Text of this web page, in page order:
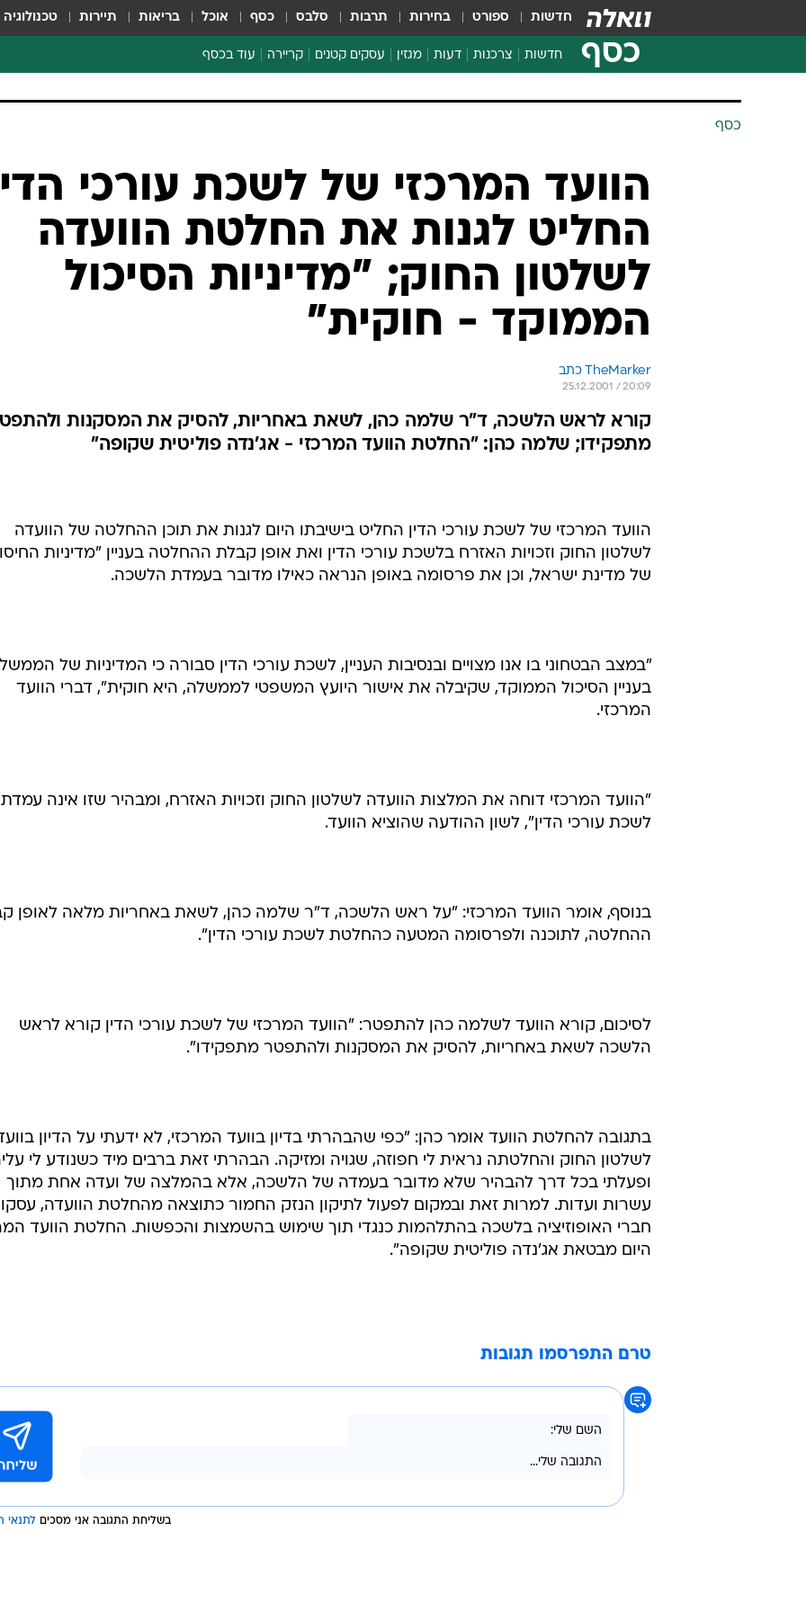
חדשות ספורט בחירות תרבות סלבס כסף אוכל בריאות תיירות טכנולוגיה
כסף חדשות צרכנות
צרכנות פיננסית
דעות מגזין עסקים קטנים קריירה עוד בכסף
הלאונג'
ספורט ביזנס
כסף
הוועד המרכזי של לשכת עורכי הדין
החליט לגנות את החלטת הוועדה
לשלטון החוק; "מדיניות הסיכול
הממוקד - חוקית"
TheMarker כתב
25.12.2001 / 20:09
קורא לראש הלשכה, ד"ר שלמה כהן, לשאת באחריות, להסיק את המסקנות
מתפקידו; שלמה כהן: "החלטת הוועד המרכזי - אג'נדה פוליטית שקופה"
הוועד המרכזי של לשכת עורכי הדין החליט בישיבתו היום לגנות את תוכן ההחלטה של הוועדה
לשלטון החוק וזכויות האזרח בלשכת עורכי הדין ואת אופן קבלת ההחלטה בעניין "מדיניות
של מדינת ישראל, וכן את פרסומה באופן הנראה כאילו מדובר בעמדת הלשכה.
"במצב הבטחוני בו אנו מצויים ובנסיבות העניין, לשכת עורכי הדין סבורה כי המדיניות של
בעניין הסיכול הממוקד, שקיבלה את אישור היועץ המשפטי לממשלה, היא חוקית", דברי הוועד
המרכזי.
"הוועד המרכזי דוחה את המלצות הוועדה לשלטון החוק וזכויות האזרח, ומבהיר שזו אינה עמדת
לשכת עורכי הדין", לשון ההודעה שהוציא הוועד.
בנוסף, אומר הוועד המרכזי: "על ראש הלשכה, ד"ר שלמה כהן, לשאת באחריות מלאה לאופן
ההחלטה, לתוכנה ולפרסומה המטעה כהחלטת לשכת עורכי הדין".
לסיכום, קורא הוועד לשלמה כהן להתפטר: "הוועד המרכזי של לשכת עורכי הדין קורא לראש
הלשכה לשאת באחריות, להסיק את המסקנות ולהתפטר מתפקידו".
בתגובה להחלטת הוועד אומר כהן: "כפי שהבהרתי בדיון בוועד המרכזי, לא ידעתי על הדיון
לשלטון החוק והחלטתה נראית לי חפוזה, שגויה ומזיקה. הבהרתי זאת ברבים מיד כשנודע לי
ופעלתי בכל דרך להבהיר שלא מדובר בעמדה של הלשכה, אלא בהמלצה של ועדה אחת מתוך
עשרות ועדות. למרות זאת ובמקום לפעול לתיקון הנזק החמור כתוצאה מהחלטת הוועדה, עסקו
חברי האופוזיציה בלשכה בהתלהמות כנגדי תוך שימוש בהשמצות והכפשות. החלטת הוועד
היום מבטאת אג'נדה פוליטית שקופה".
טרם התפרסמו תגובות
בשליחת התגובה אני מסכים לתנאי